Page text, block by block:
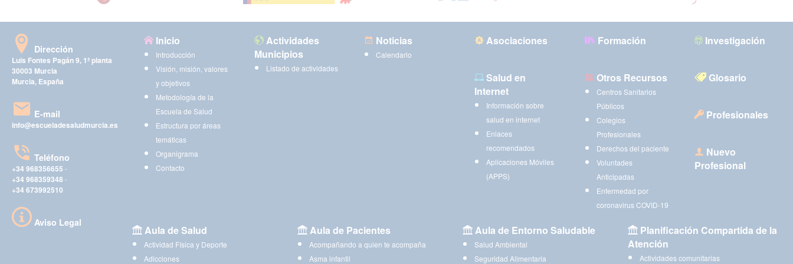
Dirección
Luis Fontes Pagán 9, 1ª planta
30003 Murcia
Murcia, España
E-mail
info@escueladesaludmurcia.es
Teléfono
+34 968356655 -
+34 968359348 -
+34 673992510
Aviso Legal
Inicio
Introducción
Visión, misión, valores
y objetivos
Metodología de la
Escuela de Salud
Estructura por áreas
temáticas
Organigrama
Contacto
Actividades
Municipios
Listado de actividades
Noticias
Calendario
Asociaciones Formación Investigación
Salud en
Internet
Información sobre
salud en internet
Enlaces
recomendados
Aplicaciones Móviles
(APPS)
Otros Recursos
Centros Sanitarios
Públicos
Colegios
Profesionales
Derechos del paciente
Voluntades
Anticipadas
Enfermedad por
coronavirus COVID-19
Glosario
Profesionales
Nuevo
Profesional
Aula de Salud
Actividad Física y Deporte
Adicciones
Aula de Pacientes
Acompañando a quien te acompaña
Asma infantil
Aula de Entorno Saludable
Salud Ambiental
Seguridad Alimentaria
Planificación Compartida de la
Atención
Actividades comunitarias